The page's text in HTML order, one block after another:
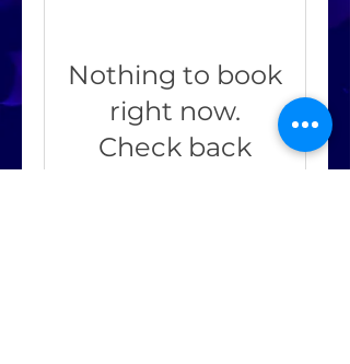
Nothing to book
right now.
Check back